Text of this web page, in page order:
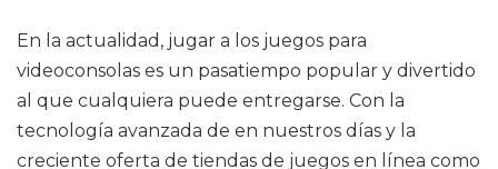
En la actualidad, jugar a los juegos para
videoconsolas es un pasatiempo popular y divertido
al que cualquiera puede entregarse. Con la
tecnología avanzada de en nuestros días y la
creciente oferta de tiendas de juegos en línea como